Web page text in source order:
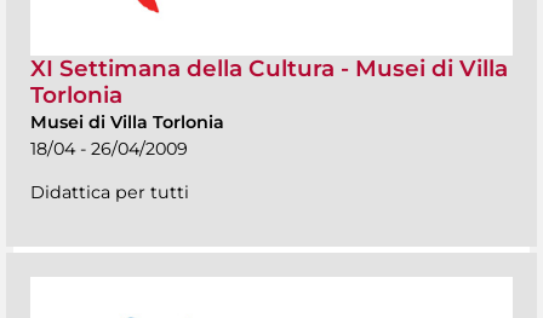
XI Settimana della Cultura - Musei di Villa
Torlonia
Musei di Villa Torlonia
18/04 - 26/04/2009
Didattica per tutti